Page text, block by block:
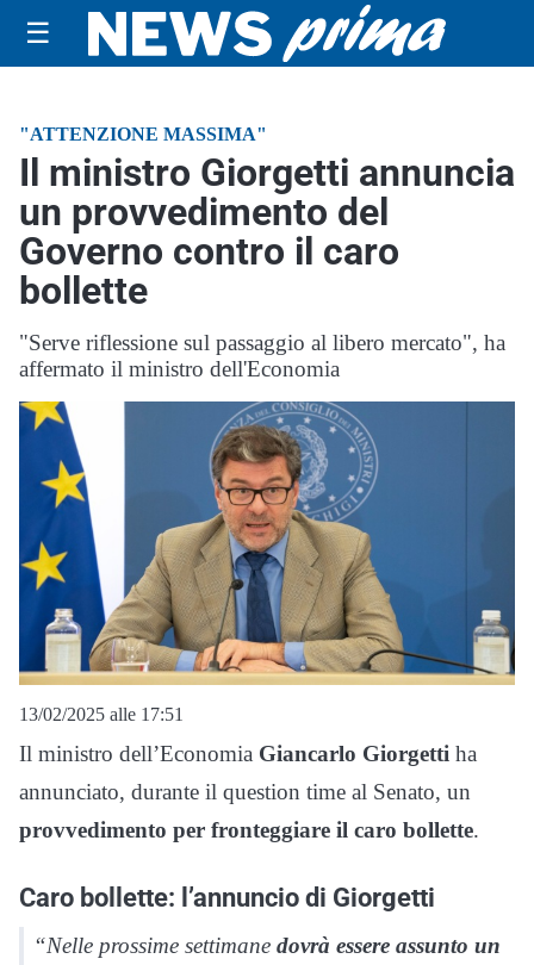
☰
"ATTENZIONE MASSIMA"
Il ministro Giorgetti annuncia
un provvedimento del
Governo contro il caro
bollette
"Serve riflessione sul passaggio al libero mercato", ha
affermato il ministro dell'Economia
13/02/2025 alle 17:51
Il ministro dell’Economia Giancarlo Giorgetti ha
annunciato, durante il question time al Senato, un
provvedimento per fronteggiare il caro bollette.
Caro bollette: l’annuncio di Giorgetti
“Nelle prossime settimane dovrà essere assunto un